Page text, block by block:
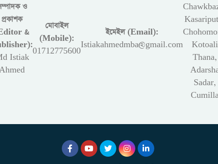
ও
প্রকাশক
&
Istiak
মোবাইল
(Mobile):
01712775600
ইমেইল (Email):
Istiakahmedmba@gmail.com
Kotoali
Thana,
Sadar,